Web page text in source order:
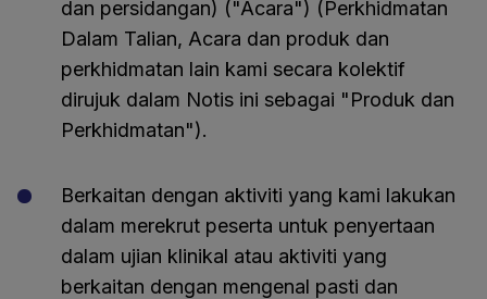
dan persidangan) ("Acara") (Perkhidmatan
Dalam Talian, Acara dan produk dan
perkhidmatan lain kami secara kolektif
dirujuk dalam Notis ini sebagai "Produk dan
Perkhidmatan").
Berkaitan dengan aktiviti yang kami lakukan
dalam merekrut peserta untuk penyertaan
dalam ujian klinikal atau aktiviti yang
berkaitan dengan mengenal pasti dan